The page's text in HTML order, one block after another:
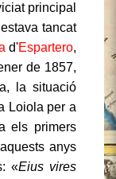
principal
tancat
d'Espartero,
de 1857,
la situació
Loiola per a
els primers
anys
«Eius vires